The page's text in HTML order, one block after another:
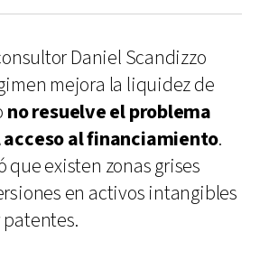
Daniel Scandizzo
mejora la liquidez de
no resuelve el problema
al financiamiento.
que existen zonas grises
en activos intangibles